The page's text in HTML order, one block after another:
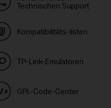
Technischen Support
Kompatibilitäts-listen
TP-Link-Emulatoren
GPL-Code-Center